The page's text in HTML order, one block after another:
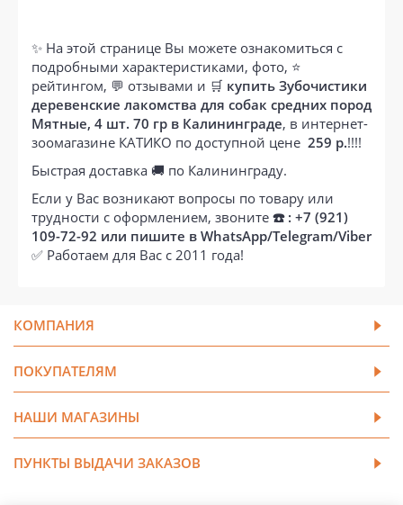
✨ На этой странице Вы можете ознакомиться с
подробными характеристиками, фото, ⭐
рейтингом, 💬 отзывами и 🛒 купить Зубочистики
деревенские лакомства для собак средних пород
Мятные, 4 шт. 70 гр в Калининграде, в интернет-
зоомагазине КАТИКО по доступной цене 259 р.!!!!
Быстрая доставка 🚚 по Калининграду.
Если у Вас возникают вопросы по товару или
трудности с оформлением, звоните ☎️ : +7 (921)
109-72-92 или пишите в WhatsApp/Telegram/Viber
✅ Работаем для Вас с 2011 года!
КОМПАНИЯ
ПОКУПАТЕЛЯМ
НАШИ МАГАЗИНЫ
ПУНКТЫ ВЫДАЧИ ЗАКАЗОВ